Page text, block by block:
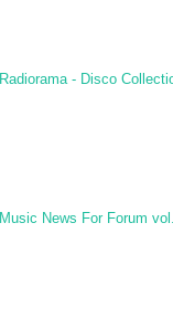
Radiorama - Disco
Music News For Forum